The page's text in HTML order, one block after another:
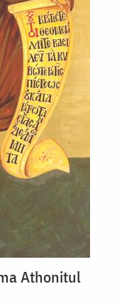
Athonitul